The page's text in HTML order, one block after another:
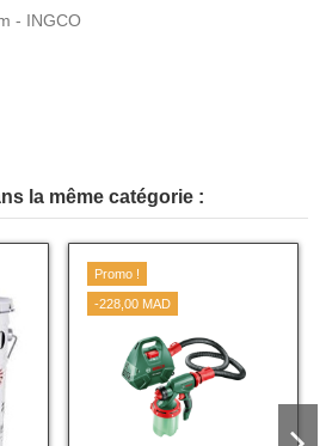
- INGCO
la même catégorie :
Promo !
-228,00 MAD